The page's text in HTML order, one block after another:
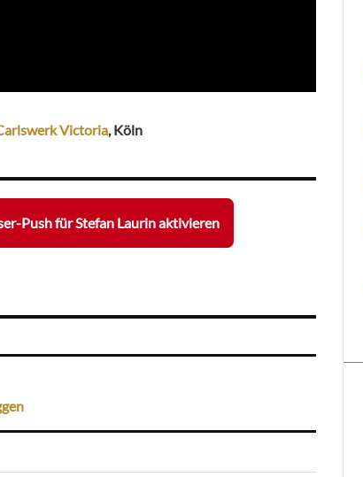
Victoria, Köln
Push für Stefan Laurin aktivieren